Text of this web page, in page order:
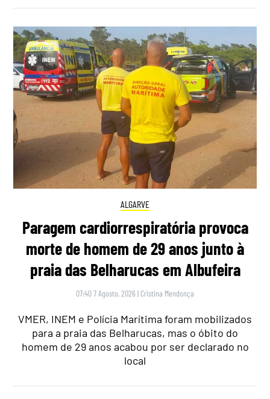
ALGARVE
Paragem cardiorrespiratória provoca
morte de homem de 29 anos junto à
praia das Belharucas em Albufeira
07:40 7 Agosto, 2026 | Cristina Mendonça
VMER, INEM e Polícia Marítima foram mobilizados
para a praia das Belharucas, mas o óbito do
homem de 29 anos acabou por ser declarado no
local